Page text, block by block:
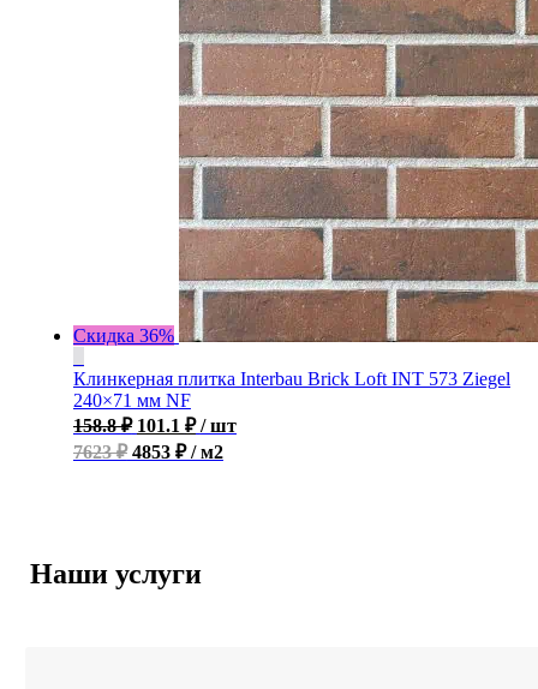
Скидка 36%
Клинкерная плитка Interbau Brick Loft INT 573 Ziegel
240×71 мм NF
158.8₽ 101.1 ₽ / шт
7623 ₽4853 ₽ / м2
Наши услуги